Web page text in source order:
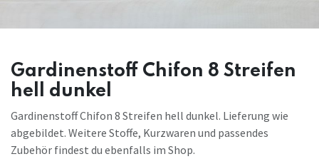
Gardinenstoff Chifon 8 Streifen
hell dunkel
Gardinenstoff Chifon 8 Streifen hell dunkel. Lieferung wie
abgebildet. Weitere Stoffe, Kurzwaren und passendes
Zubehör findest du ebenfalls im Shop.